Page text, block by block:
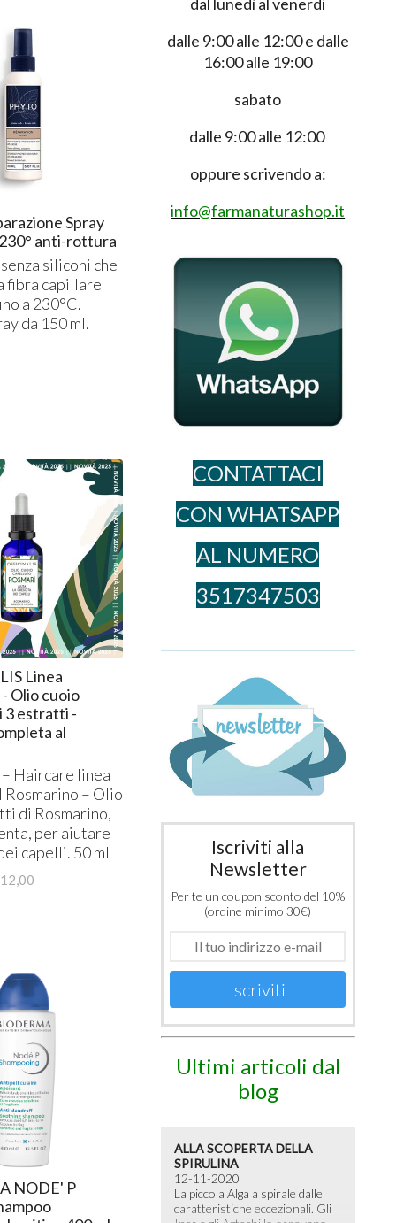
Spray
anti-rottura
siliconi che
fibra capillare
a 230°C.
da 150 ml.
Linea
Olio cuoio
3 estratti -
al
– Haircare linea
Rosmarino – Olio
di Rosmarino,
per aiutare
capelli. 50 ml
12,00
NODE' P
dalle 9:00 alle 12:00 e dalle
16:00 alle 19:00
sabato
dalle 9:00 alle 12:00
oppure scrivendo a:
info@farmanaturashop.it
CONTATTACI
CON WHATSAPP
AL NUME​RO
3517347503
Iscriviti alla
Newsletter
Per te un coupon sconto del 10%
(ordine minimo 30€)
Iscriviti
Ultimi articoli dal
blog
ALLA SCOPERTA DELLA
SPIRULINA
12-11-2020
La piccola Alga a spirale dalle
caratteristiche eccezionali. Gli